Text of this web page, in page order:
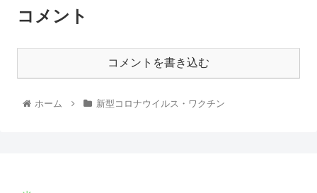
コメント
コメントを書き込む
ホーム 新型コロナウイルス・ワクチン